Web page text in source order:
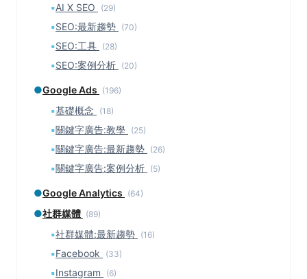
▪AI X SEO (29)
▪SEO:最新趨勢 (70)
▪SEO:工具 (28)
▪SEO:案例分析 (20)
●Google Ads (196)
▪基礎概念 (18)
▪關鍵字廣告:教學 (25)
▪關鍵字廣告:最新趨勢 (26)
▪關鍵字廣告:案例分析 (5)
●Google Analytics (64)
●社群媒體 (89)
▪社群媒體:最新趨勢 (16)
▪Facebook (33)
▪Instagram (6)